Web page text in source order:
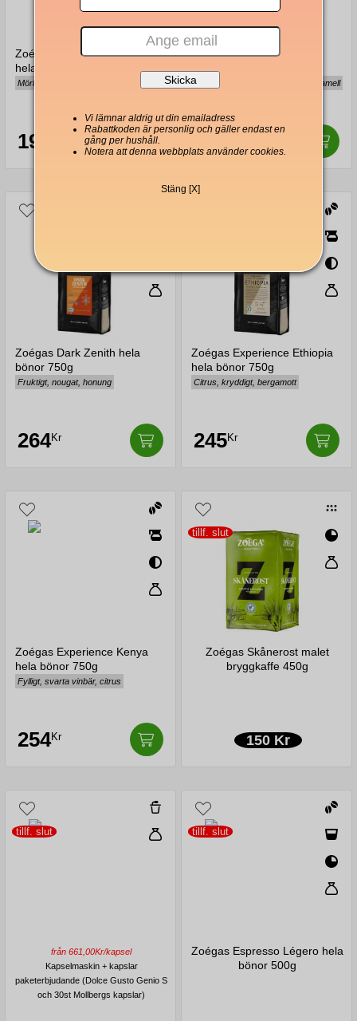
Zoégas Espresso Bellezza
hela bönor 500g
Mörk choklad, bär, tjock crema
198
Zoégas Nordic Blend hela
Aromatiskt, balanserad syra, karamell
236
Zoégas Dark Zenith hela
bönor 750g
Fruktigt, nougat, honung
264Kr
Zoégas Experience Ethiopia
hela bönor 750g
Citrus, kryddigt, bergamott
245Kr
Zoégas Experience Kenya
hela bönor 750g
Fylligt, svarta vinbär, citrus
254Kr
tillf. slut
Zoégas Skånerost malet
bryggkaffe 450g
150 Kr
tillf. slut
från 661,00Kr/kapsel
Kapselmaskin + kapslar
paketerbjudande (Dolce Gusto Genio S
och 30st Mollbergs kapslar)
tillf. slut
Zoégas Espresso Légero hela
bönor 500g
Vi lämnar aldrig ut din emailadress
Rabattkoden är personlig och gäller endast en
gång per hushåll.
Notera att denna webbplats använder cookies.
Stäng [X]